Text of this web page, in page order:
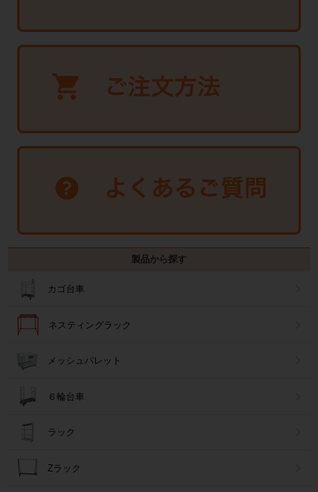
製品から探す
カゴ台車
ネスティングラック
メッシュパレット
６輪台車
ラック
Zラック